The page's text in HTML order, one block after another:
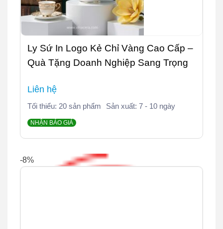
Ly Sứ In Logo Kẻ Chỉ Vàng Cao Cấp –
Quà Tặng Doanh Nghiệp Sang Trọng
Liên hệ
Tối thiểu: 20 sản phẩm Sản xuất: 7 - 10 ngày
NHẬN BÁO GIÁ
-8%